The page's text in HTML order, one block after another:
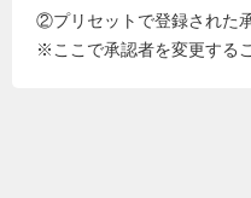
②プリセットで登録された
※ここで承認者を変更する